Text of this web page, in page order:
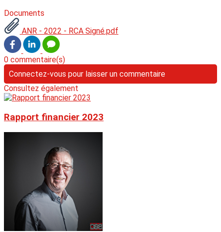
Documents
ANR - 2022 - RCA Signé.pdf
0 commentaire(s)
Connectez-vous pour laisser un commentaire
Consultez également
Rapport financier 2023